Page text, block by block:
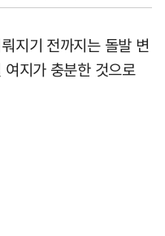
지기 전까지는 돌발 변
지가 충분한 것으로